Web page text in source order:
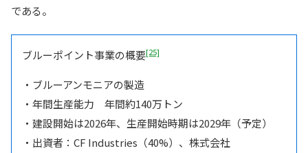
である。
ブルーポイント事業の概要[25]
・ブルーアンモニアの製造
・年間生産能力 年間約140万トン
・建設開始は2026年、生産開始時期は2029年（予定）
・出資者：CF Industries（40%）、株式会社